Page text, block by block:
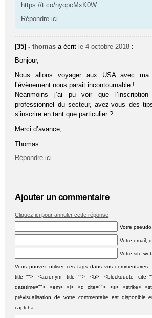
https://t.co/nyopcMxK0W
Répondre ici
[35] -thomas a écrit le 4 octobre 2018 :
Bonjour,
Nous allons voyager aux USA avec ma
l’évènement nous parait incontournable !
Néanmoins j’ai pu voir que
professionnel du secteur, avez-vous des
s’inscrire en tant que particulier ?
Merci d’avance,
Thomas
Répondre ici
Ajouter un commentaire
Cliquez ici pour annuler cette réponse
Votre
Votre email,
Votre site
Vous pouvez utiliser ces tags dans vos commentaires
title=""> <acronym title=""> <b> <blockquote
datetime=""> <em> <i> <q cite=""> <s> <strike>
prévisualisation de votre commentaire est
captcha.